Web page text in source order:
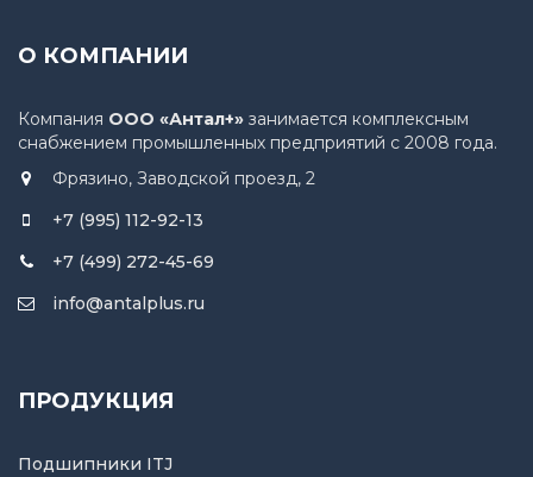
О КОМПАНИИ
Компания ООО «Антал+» занимается комплексным
снабжением промышленных предприятий с 2008 года.
Фрязино, Заводской проезд, 2
+7 (995) 112-92-13
+7 (499) 272-45-69
info@antalplus.ru
ПРОДУКЦИЯ
Подшипники ITJ